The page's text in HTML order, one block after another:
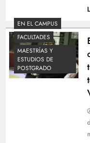
UTEC recibe
República Popular
EN EL CAMPUS
FACULTADES
MAESTRÍAS Y
ESTUDIOS DE
POSTGRADO